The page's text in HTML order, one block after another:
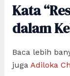
Kata
dalam
Baca lebih
juga Adiloka